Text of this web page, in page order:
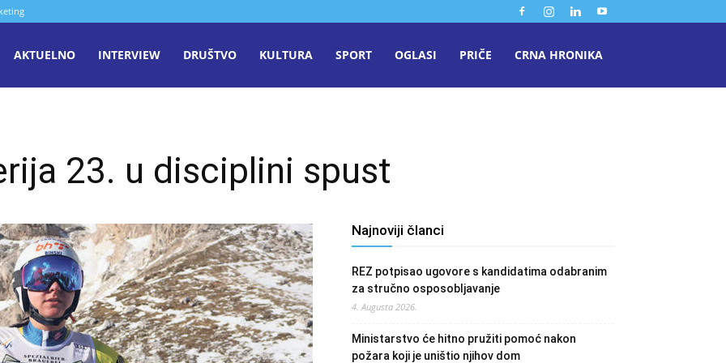
AKTUELNO INTERVIEW DRUŠTVO KULTURA SPORT OGLASI PRIČE CRNA HRONIKA
23. u disciplini spust
Najnoviji članci
REZ potpisao ugovore s kandidatima odabranim
za stručno osposobljavanje
4. Augusta 2026.
Ministarstvo će hitno pružiti pomoć nakon
požara koji je uništio njihov dom